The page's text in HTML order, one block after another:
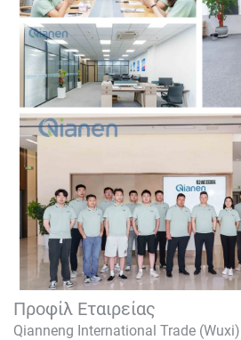
Προφίλ Εταιρείας
Qianneng International Trade